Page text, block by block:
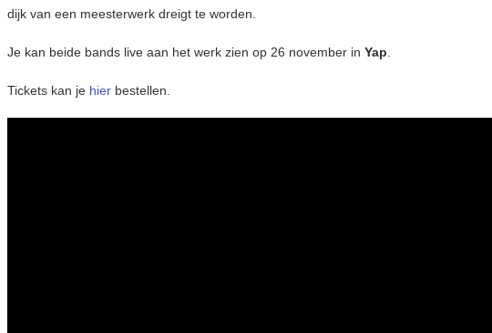
dijk van een meesterwerk dreigt te worden.
Je kan beide bands live aan het werk zien op 26 november in Yap.
Tickets kan je hier bestellen.